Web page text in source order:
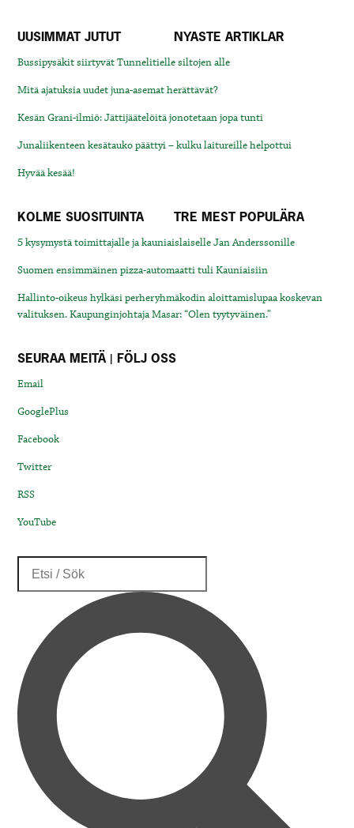
UUSIMMAT JUTUT NYASTE ARTIKLAR
Bussipysäkit siirtyvät Tunnelitielle siltojen alle
Mitä ajatuksia uudet juna-asemat herättävät?
Kesän Grani-ilmiö: Jättijäätelöitä jonotetaan jopa tunti
Junaliikenteen kesätauko päättyi – kulku laitureille helpottui
Hyvää kesää!
KOLME SUOSITUINTA TRE MEST POPULÄRA
5 kysymystä toimittajalle ja kauniaislaiselle Jan Anderssonille
Suomen ensimmäinen pizza-automaatti tuli Kauniaisiin
Hallinto-oikeus hylkäsi perheryhmäkodin aloittamislupaa koskevan
valituksen. Kaupunginjohtaja Masar: “Olen tyytyväinen.”
SEURAA MEITÄ | FÖLJ OSS
Email
GooglePlus
Facebook
Twitter
RSS
YouTube